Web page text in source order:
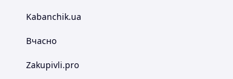
Kabanchik.ua
Вчасно
Zakupivli.pro